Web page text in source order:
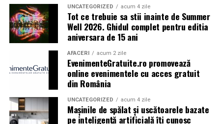
care nu doresc sa transforme masina intr-un obiect
static. In acest sens, alegerea unoranvelope all season
175 65 r14poate fi potrivita pentru multe proiecte
prezente la evenimentele locale, in special pentru
masinile compacte sau clasice.
Pozitia masinii si rolul anvelopelor
La un show auto, pozitia masinii este analizata atent.
Cat de jos sta masina, cum se aliniaza roata cu aripa si ce
impact vizual are ansamblul sunt detalii care pot face
UNCATEGORIZED acum 4 zile
Tot ce trebuie sa stii inainte de Summer
Well 2026. Ghidul complet pentru editia
aniversara de 15 ani
AFACERI acum 2 zile
EvenimenteGratuite.ro promovează
online evenimentele cu acces gratuit
din România
UNCATEGORIZED acum 4 zile
Mașinile de spălat și uscătoarele bazate
pe inteligență artificială îți cunosc